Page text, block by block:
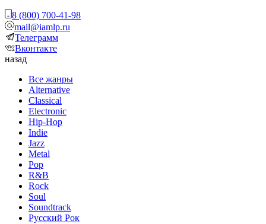
8 (800) 700-41-98
mail@iamlp.ru
Телеграмм
Вконтакте
назад
Все жанры
Alternative
Classical
Electronic
Hip-Hop
Indie
Jazz
Metal
Pop
R&B
Rock
Soul
Soundtrack
Русский Рок